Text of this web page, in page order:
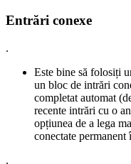
Entrări conexe
.
Este bine să folosiți
un bloc de intrări
completat automat
recente intrări cu o
opțiunea de a lega
conectate
.